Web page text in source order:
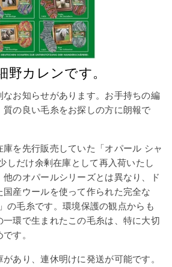
野カレンです。
お知らせがあります。お手持ちの編
の良い毛糸をお探しの方に朗報で
を先行販売していた「オパール シャ
しだけ余剰在庫として再入荷いたし
他のオパールシリーズとは異なり、ド
産ウールを使って作られた完全な
の毛糸です。環境保護の観点からも
環で生まれたこの毛糸は、特に大切
す。
あり、連休明けに発送が可能です。